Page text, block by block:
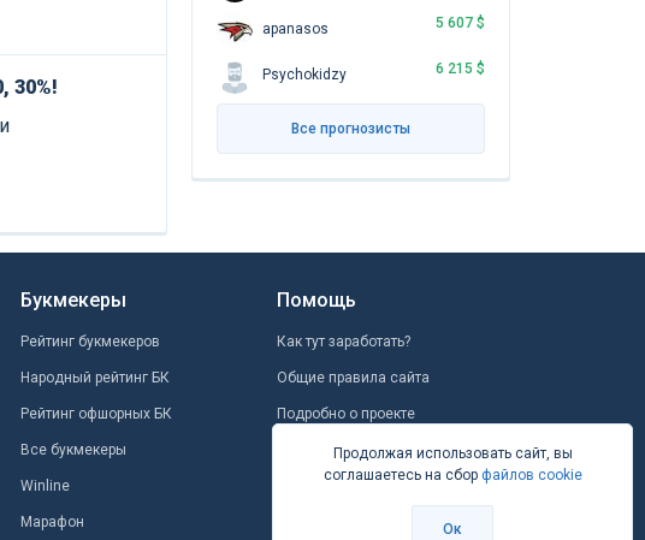
30%!
apanasos 5 607 $
Psychokidzy 6 215 $
Все прогнозисты
Букмекеры
Рейтинг букмекеров
Народный рейтинг БК
Рейтинг офшорных БК
Все букмекеры
Winline
Марафон
Помощь
Как тут заработать?
Общие правила сайта
Подробно о проекте
Школа ставокПродолжая использовать сайт, вы
соглашаетесь на сбор файлов cookie
Ок